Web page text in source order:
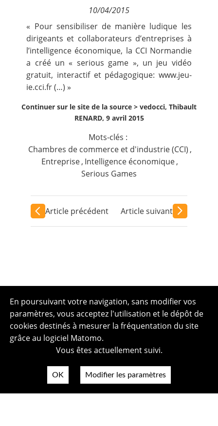
Nous suivre
10/04/2015
« Pour sensibiliser de manière ludique les
dirigeants et collaborateurs d’entreprises à
l’intelligence économique, la CCI Normandie
a créé un « serious game », un jeu vidéo
gratuit, interactif et pédagogique: www.jeu-
ie.cci.fr (…) »
Continuer sur le site de la source > vedocci, Thibault
RENARD, 9 avril 2015
Mots-clés :
Chambres de commerce et d'industrie (CCI) ,
Entreprise, Intelligence économique,
Serious Games
Article précédent Article suivant
En poursuivant votre navigation, sans modifier vos
paramètres, vous acceptez l'utilisation et le dépôt de
cookies destinés à mesurer la fréquentation du site
grâce au logiciel Matomo.
Vous êtes actuellement suivi.
OK Modifier les paramètres